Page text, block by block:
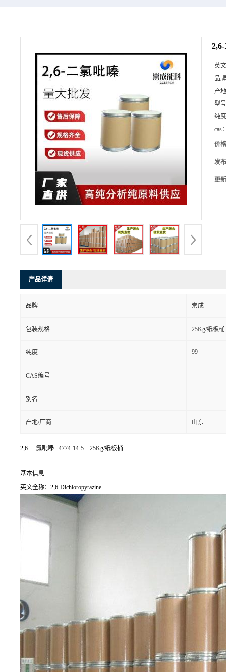
英
品
产
型
纯
cas
价
发
更
产品详请
品牌 崇成
包装规格 25Kg/纸板桶
纯度 99
CAS编号
别名
产地/厂商 山东
2,6-二氯吡嗪 4774-14-5 25Kg/纸板桶
基本信息
英文全称：2,6-Dichloropyrazine